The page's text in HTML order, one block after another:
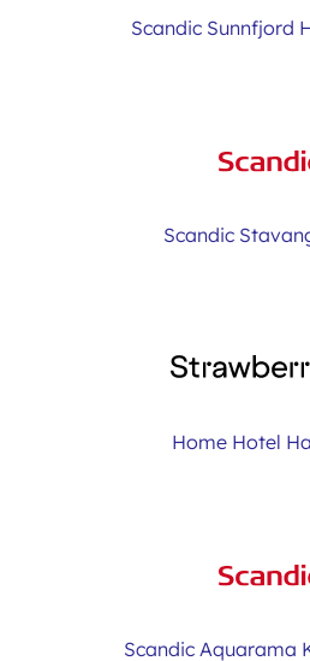
Scandic Sunnfjord
Scandic
Home Hotel
Scandic Aquarama